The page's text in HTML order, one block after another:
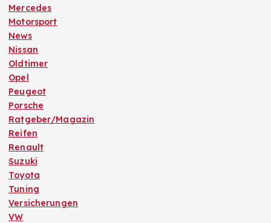
Mercedes
Motorsport
News
Nissan
Oldtimer
Opel
Peugeot
Porsche
Ratgeber/Magazin
Reifen
Renault
Suzuki
Toyota
Tuning
Versicherungen
VW